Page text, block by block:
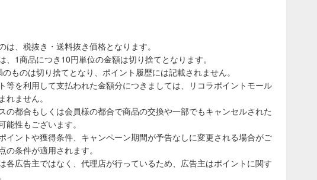
、税抜き・送料抜き価格となります。
1商品につき10円単位の金額は切り捨てとなります。
ものは切り捨てとなり、ポイント履歴には記載されません。
等を利用して支払われた金額分につきましては、リコラポイントモール
ません。
の都合もしくは会員様の都合で商品の交換や一部でもキャンセルされた
性もございます。
イントや獲得条件、キャンペーン期間が予告なしに変更される場合がご
条件が適用されます。
各広告主ではなく、代理店が行っているため、広告主はポイントに関す